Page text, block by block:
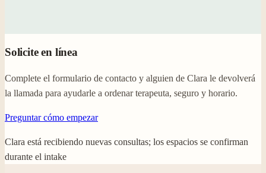
Solicite en línea
Complete el formulario de contacto y alguien de Clara le devolverá
la llamada para ayudarle a ordenar terapeuta, seguro y horario.
Preguntar cómo empezar
Clara está recibiendo nuevas consultas; los espacios se confirman
durante el intake